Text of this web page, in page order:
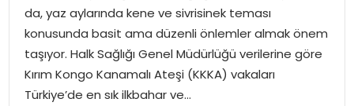
MAGAZIN
YAŞAM
da, yaz aylarında kene ve sivrisinek teması
konusunda basit ama düzenli önlemler almak önem
taşıyor. Halk Sağlığı Genel Müdürlüğü verilerine göre
Kırım Kongo Kanamalı Ateşi (KKKA) vakaları
Türkiye’de en sık ilkbahar ve…